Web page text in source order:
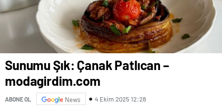
Sunumu Şık: Çanak Patlıcan –
modagirdim.com
ABONE OL News 4 Ekim 2025 12:28